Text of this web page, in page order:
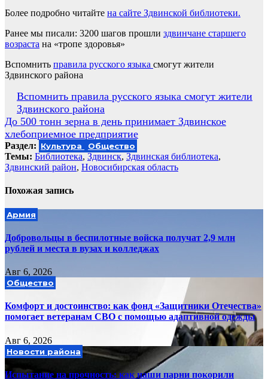
Более подробно читайте на сайте Здвинской библиотеки.
Ранее мы писали: 3200 шагов прошли здвинчане старшего
возраста на «тропе здоровья»
Вспомнить правила русского языка смогут жители
Здвинского района
Навигация
по
записям
Вспомнить правила русского языка смогут жители
Здвинского района
До 500 тонн зерна в день принимает Здвинское
хлебоприемное предприятие
Раздел: Культура Общество
Темы: Библиотека, Здвинск, Здвинская библиотека,
Здвинский район, Новосибирская область
Похожая запись
Армия
Добровольцы в беспилотные войска получат 2,9 млн
рублей и места в вузах и колледжах
Авг 6, 2026
Общество
Комфорт и достоинство: как фонд «Защитники Отечества»
помогает ветеранам СВО с помощью адаптивной одежды
Авг 6, 2026
Новости района
Испытание на прочность: как наши парни покорили